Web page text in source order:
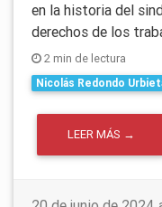
en la historia del
derechos de los
2 min de lectura
Nicolás Redondo
LEER MÁS →